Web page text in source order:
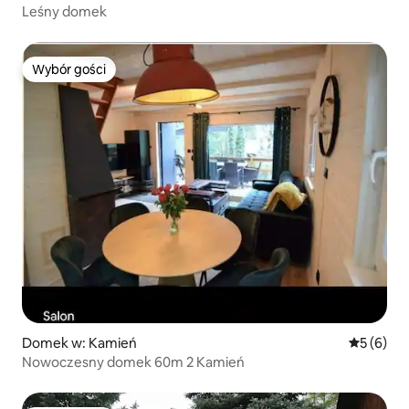
Leśny domek
Wybór gości
Wybór gości
Domek w: Kamień Średnia
5 (6)
Nowoczesny domek 60m 2 Kamień